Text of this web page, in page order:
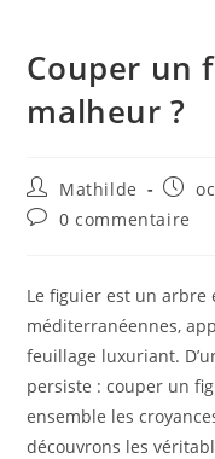
Couper un
malheur ?
Mathilde
0 commentaire
Le figuier est un arbre
méditerranéennes,
feuillage luxuriant.
persiste : couper un
ensemble les
découvrons les